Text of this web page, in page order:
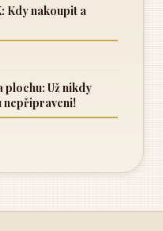
Kdy nakoupit a
plochu: Už nikdy
nepřipraveni!